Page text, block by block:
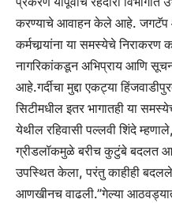
करण्याचे आवाहन केले आहे. जगटॅप
कर्मचार्‍यांना या समस्येचे
नागरिकांकडून अभिप्राय आणि
आहे.गर्दीचा मुद्दा एकट्या
सिटीमधील इतर भागातही या
येथील रहिवासी पल्लवी शिंदे
ग्रीडलॉकमुळे बरीच कुटुंबे बदलत
उपस्थित केला, परंतु काहीही बदलले
आणखीनच वाढली.”गेल्या